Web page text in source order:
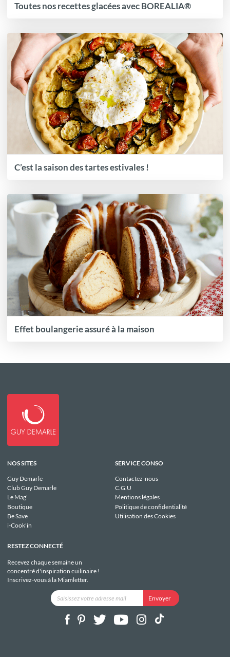
Toutes nos recettes glacées avec BOREALIA®
C’est la saison des tartes estivales !
Effet boulangerie assuré à la maison
NOS SITES
Guy Demarle
Club Guy Demarle
Le Mag'
Boutique
Be Save
i-Cook'in
SERVICE CONSO
Contactez-nous
C.G.U
Mentions légales
Politique de confidentialité
Utilisation des Cookies
RESTEZ CONNECTÉ
Recevez chaque semaine un
concentré d'inspiration cuilinaire !
Inscrivez-vous à la Miamletter.